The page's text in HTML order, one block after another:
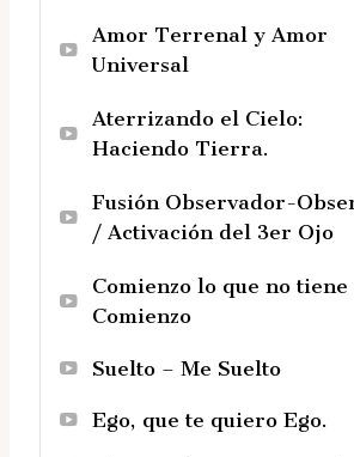
Amor Terrenal y Amor
Universal
Aterrizando el Cielo:
Haciendo Tierra.
Fusión Observador-
/ Activación del 3er Ojo
Comienzo lo que no tiene
Comienzo
Suelto – Me Suelto
Ego, que te quiero Ego.